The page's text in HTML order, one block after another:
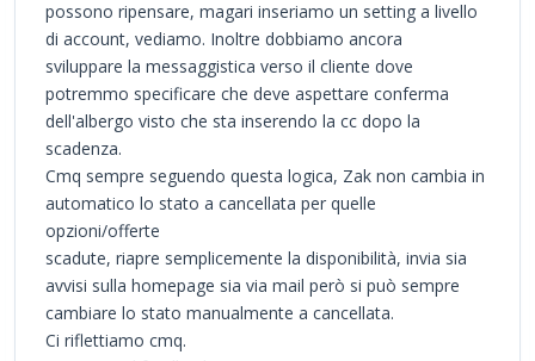
possono ripensare, magari inseriamo un setting a livello
di account, vediamo. Inoltre dobbiamo ancora
sviluppare la messaggistica verso il cliente dove
potremmo specificare che deve aspettare conferma
dell'albergo visto che sta inserendo la cc dopo la
scadenza.
Cmq sempre seguendo questa logica, Zak non cambia in
automatico lo stato a cancellata per quelle
opzioni/offerte
scadute, riapre semplicemente la disponibilità, invia sia
avvisi sulla homepage sia via mail però si può sempre
cambiare lo stato manualmente a cancellata.
Ci riflettiamo cmq.